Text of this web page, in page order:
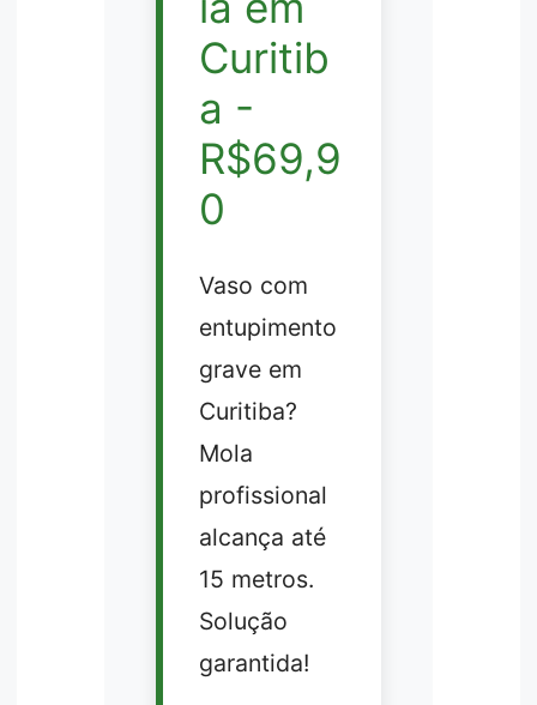
Curitib
a -
R$69,9
0
Vaso com
entupimento
grave em
Curitiba?
Mola
profissional
alcança até
15 metros.
Solução
garantida!